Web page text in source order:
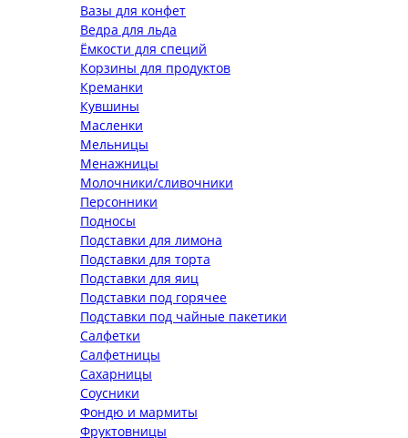
Вазы для конфет
Ведра для льда
Ёмкости для специй
Корзины для продуктов
Креманки
Кувшины
Масленки
Мельницы
Менажницы
Молочники/сливочники
Персонники
Подносы
Подставки для лимона
Подставки для торта
Подставки для яиц
Подставки под горячее
Подставки под чайные пакетики
Салфетки
Салфетницы
Сахарницы
Соусники
Фондю и мармиты
Фруктовницы